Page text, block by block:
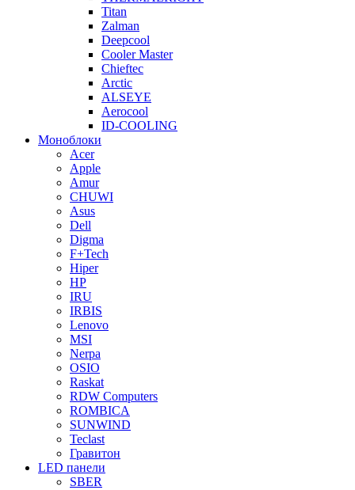
Titan
Zalman
Deepcool
Cooler Master
Chieftec
Arctic
ALSEYE
Aerocool
ID-COOLING
Моноблоки
Acer
Apple
Amur
CHUWI
Asus
Dell
Digma
F+Tech
Hiper
HP
IRU
IRBIS
Lenovo
MSI
Nerpa
OSIO
Raskat
RDW Computers
ROMBICA
SUNWIND
Teclast
Гравитон
LED панели
SBER